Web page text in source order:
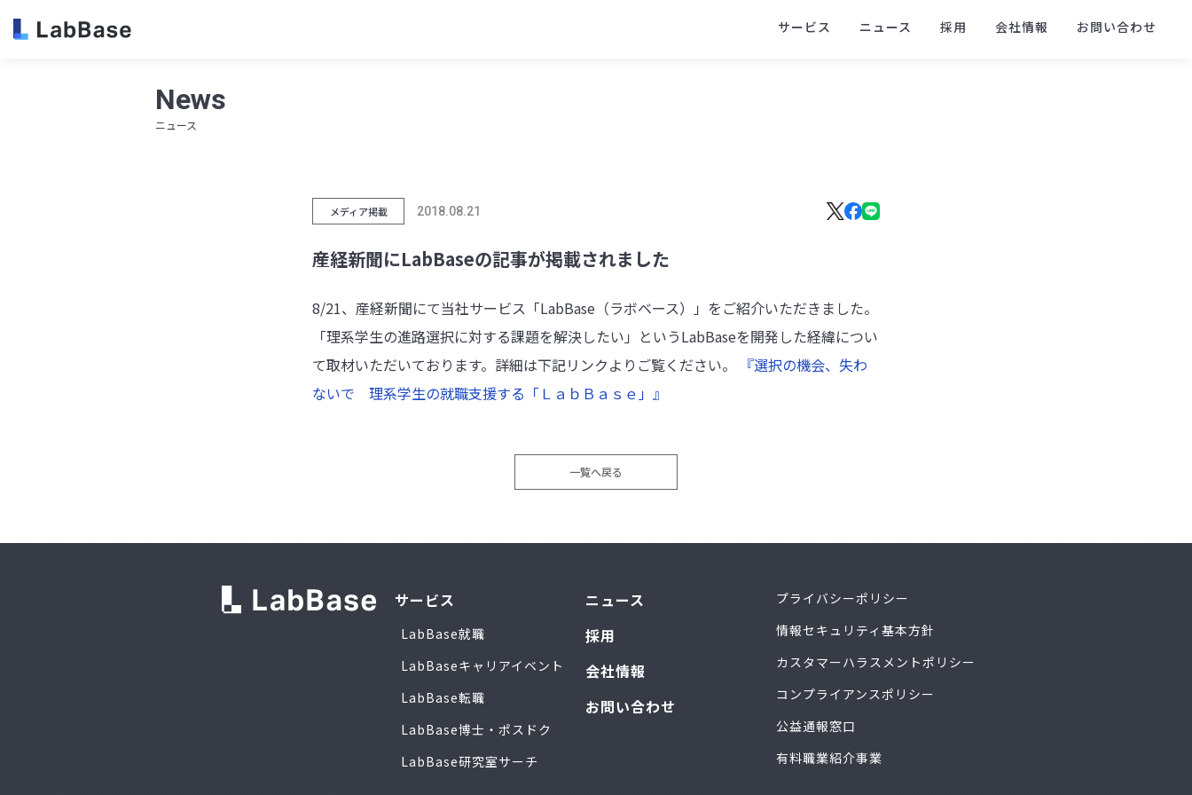
サービス ニュース 採用 会社情報 お問い合わせ
News
ニュース
メディア掲載 2018.08.21
産経新聞にLabBaseの記事が掲載されました
8/21、産経新聞にて当社サービス「LabBase（ラボベース）」をご紹介いただきました。
「理系学生の進路選択に対する課題を解決したい」というLabBaseを開発した経緯につい
て取材いただいております。詳細は下記リンクよりご覧ください。
『選択の機会、失わ
ないで 理系学生の就職支援する「ＬａｂＢａｓｅ」』
一覧へ戻る
サービス
LabBase就職
LabBaseキャリアイベント
LabBase転職
LabBase博士・ポスドク
LabBase研究室サーチ
ニュース
採用
会社情報
お問い合わせ
プライバシーポリシー
情報セキュリティ基本方針
カスタマーハラスメントポリシー
コンプライアンスポリシー
公益通報窓口
有料職業紹介事業